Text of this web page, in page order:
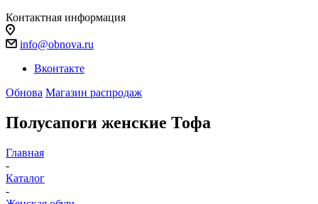
Контактная информация
info@obnova.ru
Вконтакте
Обнова Магазин распродаж
Полусапоги женские Тофа
Главная
-
Каталог
-